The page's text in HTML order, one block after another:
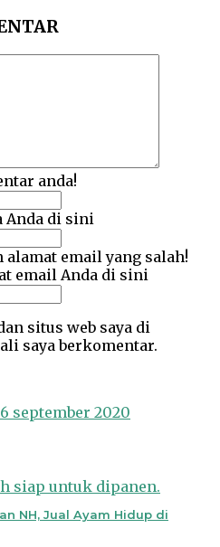
anda!
Anda di sini
email yang salah!
email Anda di sini
situs web saya di
saya berkomentar.
NH, Jual Ayam Hidup di